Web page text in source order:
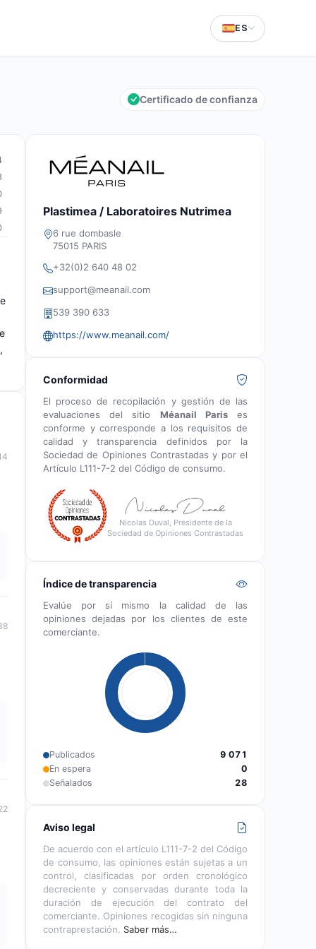
ES
Certificado de confianza
Plastimea / Laboratoires Nutrimea
6 rue dombasle
75015 PARIS
+32(0)2 640 48 02
support@meanail.com
539 390 633
https://www.meanail.com/
Conformidad
El proceso de recopilación y gestión de las
evaluaciones del sitio Méanail Parises
conforme y corresponde a los requisitos de
calidad y transparencia definidos por la
Sociedad de Opiniones Contrastadas y por el
Artículo L111-7-2 del Código de consumo.
Nicolas Duval, Presidente de la
Sociedad de Opiniones Contrastadas
Índice de transparencia
Evalúe por sí mismo la calidad de las
opiniones dejadas por los clientes de este
comerciante.
Publicados
9 071
En espera
0
Señalados
28
Aviso legal
De acuerdo con el artículo L111-7-2 del Código
de consumo, las opiniones están sujetas a un
control, clasificadas por orden cronológico
decreciente y conservadas durante toda la
duración de ejecución del contrato del
comerciante. Opiniones recogidas sin ninguna
contraprestación. Saber más…